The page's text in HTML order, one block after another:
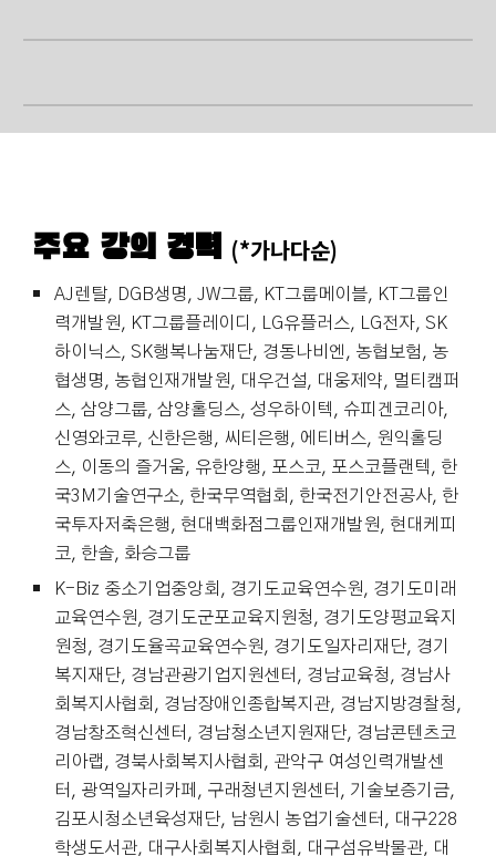
주요 강의 경력 (*가나다순)
AJ렌탈, DGB생명, JW그룹, KT그룹메이블, KT그룹인
력개발원, KT그룹플레이디, LG유플러스, LG전자, SK
하이닉스, SK행복나눔재단, 경동나비엔, 농협보험, 농
협생명, 농협인재개발원, 대우건설, 대웅제약, 멀티캠퍼
스, 삼양그룹, 삼양홀딩스, 성우하이텍, 슈피겐코리아,
신영와코루, 신한은행, 씨티은행, 에티버스, 원익홀딩
스, 이동의 즐거움, 유한양행, 포스코, 포스코플랜텍, 한
국3M기술연구소, 한국무역협회, 한국전기안전공사, 한
국투자저축은행, 현대백화점그룹인재개발원, 현대케피
코, 한솔, 화승그룹
K-Biz 중소기업중앙회, 경기도교육연수원, 경기도미래
교육연수원, 경기도군포교육지원청, 경기도양평교육지
원청, 경기도율곡교육연수원, 경기도일자리재단, 경기
복지재단, 경남관광기업지원센터, 경남교육청, 경남사
회복지사협회, 경남장애인종합복지관, 경남지방경찰청,
경남창조혁신센터, 경남청소년지원재단, 경남콘텐츠코
리아랩, 경북사회복지사협회, 관악구 여성인력개발센
터, 광역일자리카페, 구래청년지원센터, 기술보증기금,
김포시청소년육성재단, 남원시 농업기술센터, 대구228
학생도서관, 대구사회복지사협회, 대구섬유박물관, 대